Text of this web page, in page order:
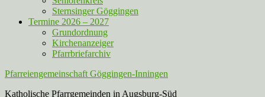
Sternsinger Göggingen
Termine 2026 – 2027
Grundordnung
Kirchenanzeiger
Pfarrbriefarchiv
Pfarreiengemeinschaft Göggingen-Inningen
Katholische Pfarrgemeinden in Augsburg-Süd